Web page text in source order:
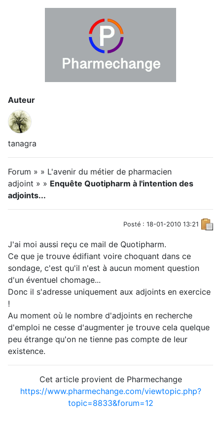
Auteur
tanagra
Forum » » L'avenir du métier de pharmacien
adjoint » » Enquête Quotipharm à l'intention des
adjoints...
Posté : 18-01-2010 13:21
J'ai moi aussi reçu ce mail de Quotipharm.
Ce que je trouve édifiant voire choquant dans ce
sondage, c'est qu'il n'est à aucun moment question
d'un éventuel chomage...
Donc il s'adresse uniquement aux adjoints en exercice
!
Au moment où le nombre d'adjoints en recherche
d'emploi ne cesse d'augmenter je trouve cela quelque
peu étrange qu'on ne tienne pas compte de leur
existence.
Cet article provient de Pharmechange
https://www.pharmechange.com/viewtopic.php?
topic=8833&forum=12